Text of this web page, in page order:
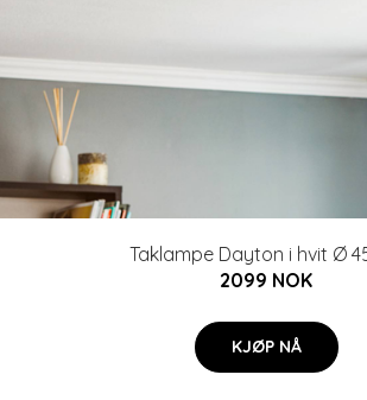
Taklampe Dayton i hvit Ø
2099 NOK
KJØP NÅ